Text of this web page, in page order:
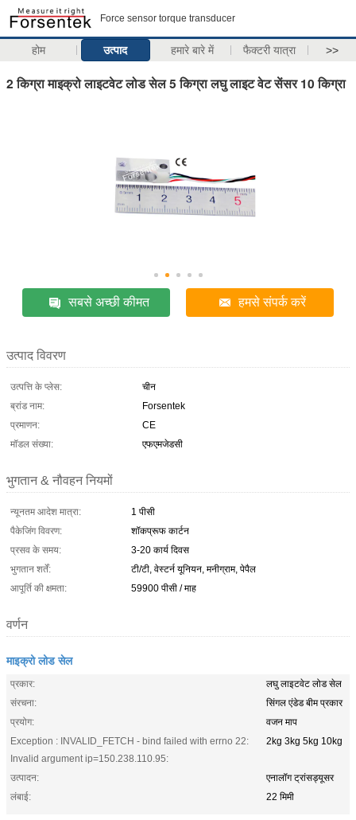
Force sensor torque transducer
होम उत्पाद हमारे बारे में फैक्टरी यात्रा >>
2 किग्रा माइक्रो लाइटवेट लोड सेल 5 किग्रा लघु लाइट वेट सेंसर 10 किग्रा
सबसे अच्छी कीमत हमसे संपर्क करें
उत्पाद विवरण
उत्पत्ति के प्लेस:
चीन
ब्रांड नाम:
Forsentek
प्रमाणन:
CE
मॉडल संख्या:
एफएमजेडसी
भुगतान & नौवहन नियमों
न्यूनतम आदेश मात्रा:
1 पीसी
पैकेजिंग विवरण:
शॉकप्रूफ कार्टन
प्रसव के समय:
3-20 कार्य दिवस
भुगतान शर्तें:
टी/टी, वेस्टर्न यूनियन, मनीग्राम, पेपैल
आपूर्ति की क्षमता:
59900 पीसी / माह
वर्णन
माइक्रो लोड सेल
प्रकार:
लघु लाइटवेट लोड सेल
संरचना:
सिंगल एंडेड बीम प्रकार
प्रयोग:
वजन माप
Exception : INVALID_FETCH - bind failed with errno 22:
Invalid argument ip=150.238.110.95:
2kg 3kg 5kg 10kg
उत्पादन:
एनालॉग ट्रांसड्यूसर
लंबाई:
22 मिमी